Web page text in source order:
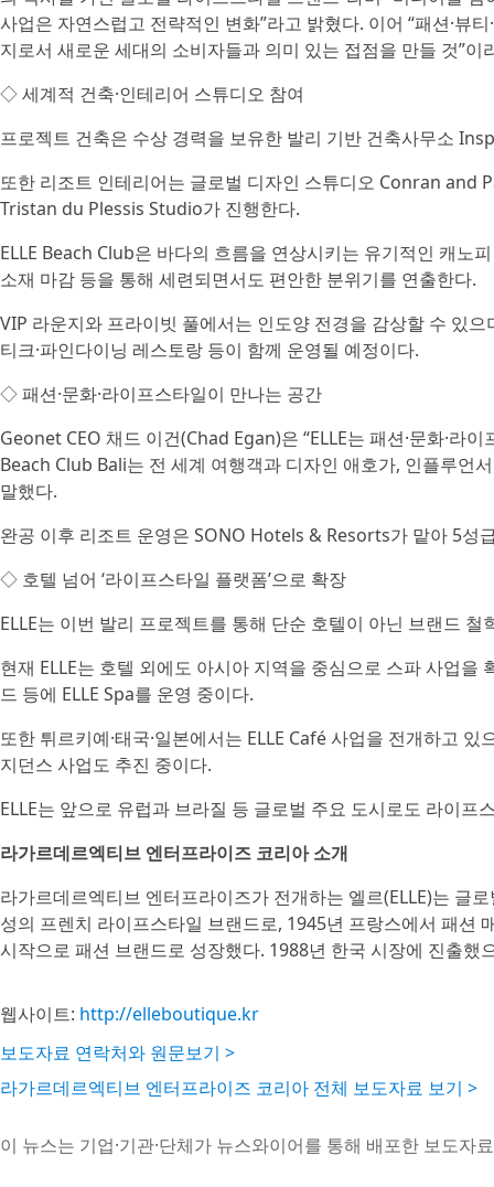
사업은 자연스럽고 전략적인 변화”라고 밝혔다. 이어 “패션·뷰
지로서 새로운 세대의 소비자들과 의미 있는 접점을 만들 것”이
◇ 세계적 건축·인테리어 스튜디오 참여
프로젝트 건축은 수상 경력을 보유한 발리 기반 건축사무소
또한 리조트 인테리어는 글로벌 디자인 스튜디오 Conran and
Tristan du Plessis Studio가 진행한다.
ELLE Beach Club은 바다의 흐름을 연상시키는 유기적인 캐노
소재 마감 등을 통해 세련되면서도 편안한 분위기를 연출한다.
VIP 라운지와 프라이빗 풀에서는 인도양 전경을 감상할 수 있
티크·파인다이닝 레스토랑 등이 함께 운영될 예정이다.
◇ 패션·문화·라이프스타일이 만나는 공간
Geonet CEO 채드 이건(Chad Egan)은 “ELLE는 패션·문화·라
Beach Club Bali는 전 세계 여행객과 디자인 애호가, 인플루언
말했다.
완공 이후 리조트 운영은 SONO Hotels & Resorts가 맡아 5성
◇ 호텔 넘어 ‘라이프스타일 플랫폼’으로 확장
ELLE는 이번 발리 프로젝트를 통해 단순 호텔이 아닌 브랜드
현재 ELLE는 호텔 외에도 아시아 지역을 중심으로 스파 사업을
드 등에 ELLE Spa를 운영 중이다.
또한 튀르키예·태국·일본에서는 ELLE Café 사업을 전개하고
지던스 사업도 추진 중이다.
ELLE는 앞으로 유럽과 브라질 등 글로벌 주요 도시로도 라이
라가르데르엑티브 엔터프라이즈 코리아 소개
라가르데르엑티브 엔터프라이즈가 전개하는 엘르(ELLE)는 글
성의 프렌치 라이프스타일 브랜드로, 1945년 프랑스에서 패션
시작으로 패션 브랜드로 성장했다. 1988년 한국 시장에 진출
웹사이트: http://elleboutique.kr
보도자료 연락처와 원문보기 >
라가르데르엑티브 엔터프라이즈 코리아 전체 보도자료 보기 >
이 뉴스는 기업·기관·단체가 뉴스와이어를 통해 배포한 보도자